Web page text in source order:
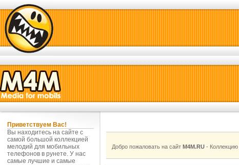
Приветствуем Вас!
Вы находитесь на сайте с
самой большой коллекцией
мелодий для мобильных
телефонов в рунете. У нас
самые лучшие и самые
Добро пожаловать на сайт M4M.RU- Коллекцию